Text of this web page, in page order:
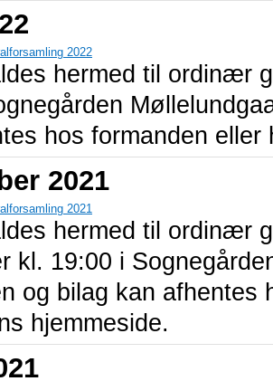
2022
hermed til ordinær
hos formanden
2021
2021
hermed til ordinær
kl. 19:00 i
og bilag kan afhentes
hjemmeside.